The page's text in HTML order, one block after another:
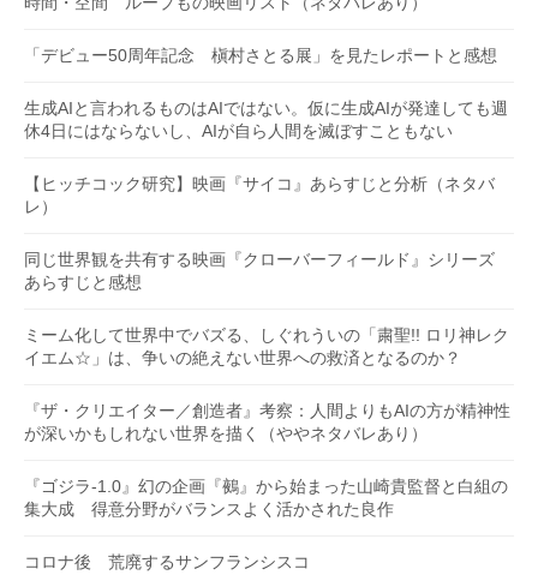
「デビュー50周年記念 槇村さとる展」を見たレポートと感想
生成AIと言われるものはAIではない。仮に生成AIが発達しても週
休4日にはならないし、AIが自ら人間を滅ぼすこともない
【ヒッチコック研究】映画『サイコ』あらすじと分析（ネタバ
レ）
同じ世界観を共有する映画『クローバーフィールド』シリーズ
あらすじと感想
ミーム化して世界中でバズる、しぐれういの「粛聖!! ロリ神レク
イエム☆」は、争いの絶えない世界への救済となるのか？
『ザ・クリエイター／創造者』考察：人間よりもAIの方が精神性
が深いかもしれない世界を描く（ややネタバレあり）
『ゴジラ-1.0』幻の企画『鵺』から始まった山崎貴監督と白組の
集大成 得意分野がバランスよく活かされた良作
コロナ後 荒廃するサンフランシスコ